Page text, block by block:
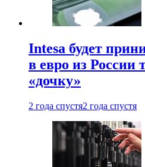
Intesa будет
в евро из России
«дочку»
2 года спустя2 года спустя